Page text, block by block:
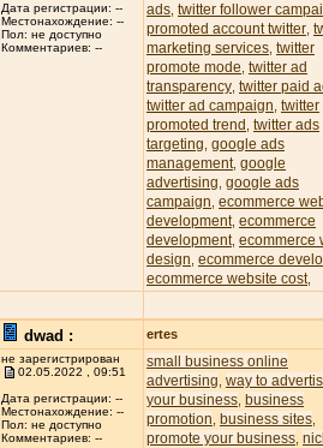
Дата регистрации: --
Местонахождение: --
Пол: не доступно
Комментариев: --
ads twitter follower
promoted account twitter
marketing services twitter
promote mode twitter ad
transparency twitter paid
twitter ad campaign twitter
promoted trend twitter ads
targeting google ads
management, google
advertising google ads
campaign ecommerce
development, ecommerce
development, ecommerce
design ecommerce
ecommerce website cost,
dwad : ertes
не зарегистрирован
02.05.2022 , 09:51
Дата регистрации: --
Местонахождение: --
Пол: не доступно
Комментариев: --
small business online
advertising way to
your business business
promotion business sites
promote your business